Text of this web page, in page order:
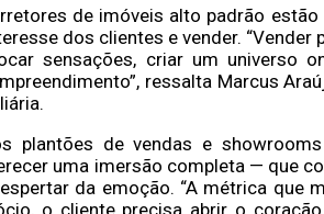
de imóveis alto padrão
dos clientes e vender.
sensações, criar um universo
ressalta Marcus
plantões de vendas e
uma imersão completa — que
da emoção. “A métrica que
o cliente precisa abrir o